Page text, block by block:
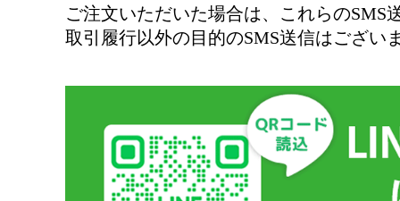
ご注文いただいた場合は、これらのSMS
取引履行以外の目的のSMS送信はござい